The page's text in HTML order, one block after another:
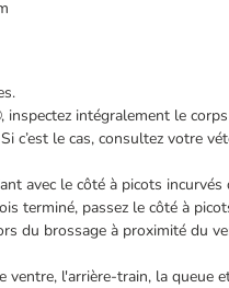
intégralement le
c’est le cas, consultez votre
avec le côté à picots incurvés
terminé, passez le côté à
du brossage à proximité du
ventre, l'arrière-train, la queue